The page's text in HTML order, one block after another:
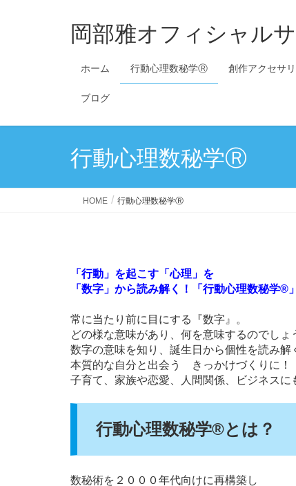
岡部雅オフィシャル
ホーム 行動心理数秘学Ⓡ 創作アクセサ
ブログ
行動心理数秘学Ⓡ
HOME 行動心理数秘学Ⓡ
「行動」を起こす「心理」を
「数字」から読み解く！「行動心理数秘学®」
常に当たり前に目にする『数字』。
どの様な意味があり、何を意味するのでしょ
数字の意味を知り、誕生日から個性を読み解
本質的な自分と出会う きっかけづくりに！
子育て、家族や恋愛、人間関係、ビジネスに
行動心理数秘学®とは？
数秘術を２０００年代向けに再構築し